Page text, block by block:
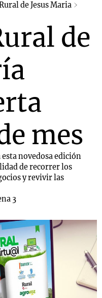
de Jesus Maria
de
mes
novedosa edición
de recorrer los
y revivir las
3